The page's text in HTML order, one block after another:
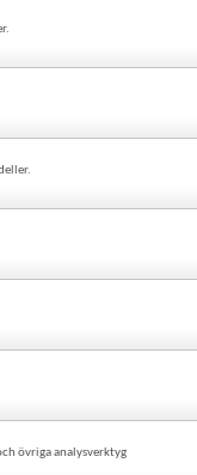
övriga analysverktyg